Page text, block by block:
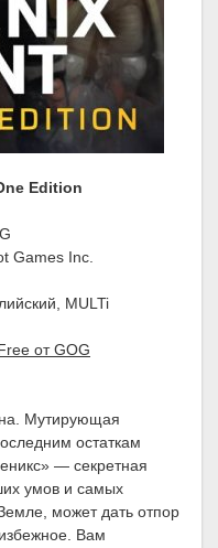
Edition
Games Inc.
MULTi
от GOG
Мутирующая
остаткам
— секретная
умов и самых
может дать отпор
Вам